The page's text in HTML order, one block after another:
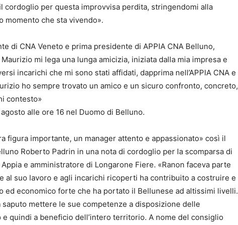
cordoglio per questa improvvisa perdita, stringendomi alla
momento che sta vivendo».
di CNA Veneto e prima presidente di APPIA CNA Belluno,
mi lega una lunga amicizia, iniziata dalla mia impresa e
incarichi che mi sono stati affidati, dapprima nell’APPIA CNA e
ho sempre trovato un amico e un sicuro confronto, concreto,
contesto»
alle ore 16 nel Duomo di Belluno.
figura importante, un manager attento e appassionato» così il
Roberto Padrin in una nota di cordoglio per la scomparsa di
e amministratore di Longarone Fiere. «Ranon faceva parte
al suo lavoro e agli incarichi ricoperti ha contribuito a costruire e
ed economico forte che ha portato il Bellunese ad altissimi livelli.
saputo mettere le sue competenze a disposizione delle
quindi a beneficio dell’intero territorio. A nome del consiglio